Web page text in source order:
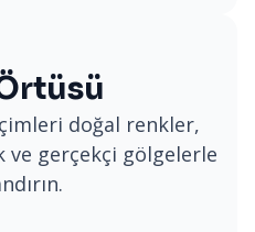
çimleri doğal renkler,
ve gerçekçi gölgelerle